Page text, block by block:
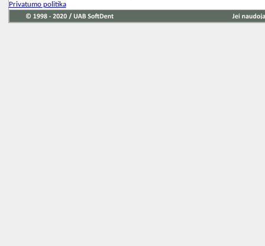
Privatumo politika